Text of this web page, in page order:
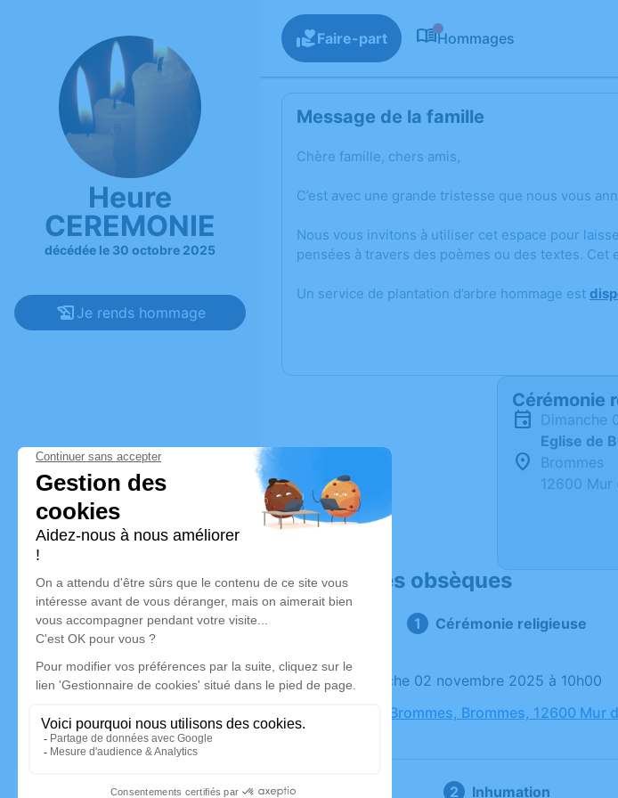
Heure
CEREMONIE
décédée le 30 octobre 2025
Je rends hommage
Faire-part Hommages
Message de la famille
Chère famille, chers amis,
C’est avec une grande tristesse que nous vous
Nous vous invitons à utiliser cet espace pour
pensées à travers des poèmes ou des textes. Cet
Un service de plantation d’arbre hommage est
Cérémonie
Eglise de
Brommes
12600 Mur
Déroulé des obsèques
Cérémonie religieuse
Le dimanche 02 novembre 2025 à 10h00
Eglise de Brommes, Brommes, 12600 Mur
Inhumation